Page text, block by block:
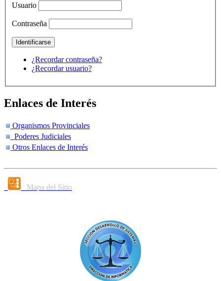
Usuario
Contraseña
¿Recordar contraseña?
¿Recordar usuario?
Enlaces de Interés
Organismos Provinciales
Poderes Judiciales
Otros Enlaces de Interés
Mapa del Sitio